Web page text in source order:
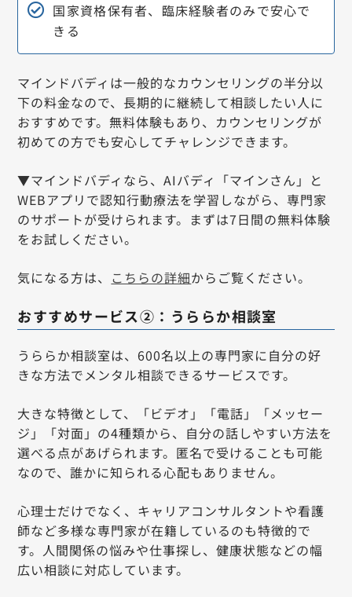
国家資格保有者、臨床経験者のみで安心で
きる
マインドバディは一般的なカウンセリングの半分以
下の料金なので、長期的に継続して相談したい人に
おすすめです。無料体験もあり、カウンセリングが
初めての方でも安心してチャレンジできます。
▼マインドバディなら、AIバディ「マインさん」と
WEBアプリで認知行動療法を学習しながら、専門家
のサポートが受けられます。まずは7日間の無料体験
をお試しください。
気になる方は、 こちらの詳細からご覧ください。
おすすめサービス②：うららか相談室
うららか相談室は、600名以上の専門家に自分の好
きな方法でメンタル相談できるサービスです。
大きな特徴として、「ビデオ」「電話」「メッセー
ジ」「対面」の4種類から、自分の話しやすい方法を
選べる点があげられます。匿名で受けることも可能
なので、誰かに知られる心配もありません。
心理士だけでなく、キャリアコンサルタントや看護
師など多様な専門家が在籍しているのも特徴的で
す。人間関係の悩みや仕事探し、健康状態などの幅
広い相談に対応しています。